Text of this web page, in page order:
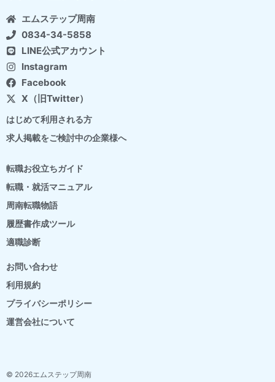
エムステップ周南
0834-34-5858
LINE公式アカウント
Instagram
Facebook
X（旧Twitter）
はじめて利用される方
求人掲載をご検討中の企業様へ
転職お役立ちガイド
転職・就活マニュアル
周南転職物語
履歴書作成ツール
適職診断
お問い合わせ
利用規約
プライバシーポリシー
運営会社について
© 2026エムステップ周南